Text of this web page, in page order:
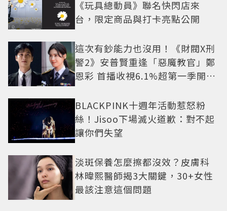
《玩具總動員》聯名快閃店來
台，限定商品與打卡亮點公開
這次有鈔能力也沒用！《財閥X刑
警2》安普賢重逢「惡魔教官」鄭
恩彩 首播收視6.1%超第一季開紅
BLACKPINK十週年活動惹怒粉
絲！Jisoo下場滅火道歉：對不起
讓你們失望
淡斑保養怎麼擦都沒效？皮膚科
林暐熙醫師揭3大關鍵，30+女性
最該注意這個問題